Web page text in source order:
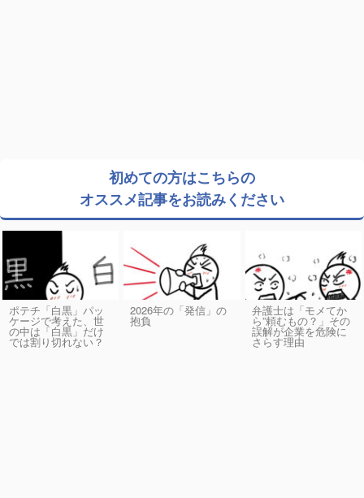
初めての方はこちらの
オススメ記事をお読みください
ポテチ「白黒」パッ
ケージで考えた、世
の中は「白黒」だけ
では割り切れない？
2026年の「発信」の
抱負
弁護士は「モメてか
ら”頼むもの？」その
誤解が企業を危険に
さらす理由